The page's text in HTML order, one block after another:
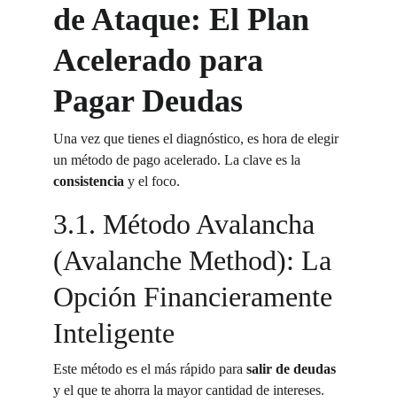
de Ataque: El Plan
Acelerado para
Pagar Deudas
Una vez que tienes el diagnóstico, es hora de elegir
un método de pago acelerado. La clave es la
consistencia y el foco.
3.1. Método Avalancha
(Avalanche Method): La
Opción Financieramente
Inteligente
Este método es el más rápido para salir de deudas
y el que te ahorra la mayor cantidad de intereses.